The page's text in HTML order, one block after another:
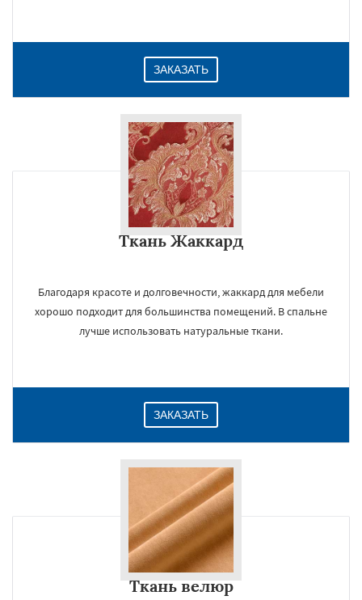
ЗАКАЗАТЬ
Ткань Жаккард
Благодаря красоте и долговечности, жаккард для мебели
хорошо подходит для большинства помещений. В спальне
лучше использовать натуральные ткани.
ЗАКАЗАТЬ
Ткань велюр